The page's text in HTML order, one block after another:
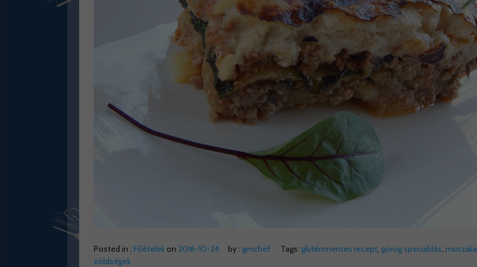
Posted in : Főételek on 2016-10-24 by : gmchef Tags: gluténmentes recept, görög specialitás muszaka
zöldségek